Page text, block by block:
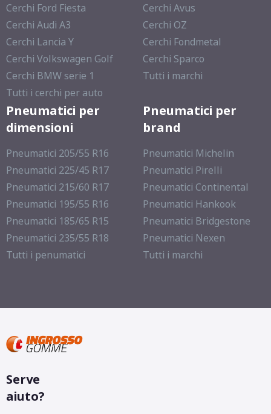
Cerchi Ford Fiesta
Cerchi Audi A3
Cerchi Lancia Y
Cerchi Volkswagen Golf
Cerchi BMW serie 1
Tutti i cerchi per auto
Cerchi Avus
Cerchi OZ
Cerchi Fondmetal
Cerchi Sparco
Tutti i marchi
Pneumatici per
dimensioni
Pneumatici 205/55 R16
Pneumatici 225/45 R17
Pneumatici 215/60 R17
Pneumatici 195/55 R16
Pneumatici 185/65 R15
Pneumatici 235/55 R18
Tutti i penumatici
Pneumatici per
brand
Pneumatici Michelin
Pneumatici Pirelli
Pneumatici Continental
Pneumatici Hankook
Pneumatici Bridgestone
Pneumatici Nexen
Tutti i marchi
Serve
aiuto?